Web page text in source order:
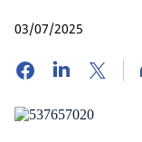
03/07/2025